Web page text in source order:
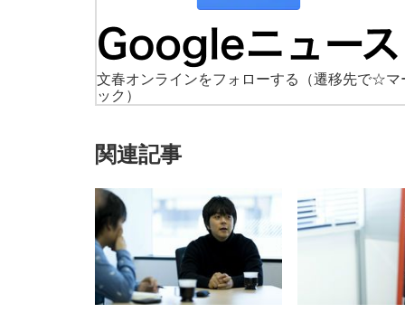
文春オンラインをフォローする
（遷移先で☆マ
ック）
関連記事